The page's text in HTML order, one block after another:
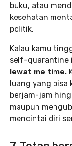
buku, atau
kesehatan
politik.
Kalau kamu
self-quarantine
lewat me time.
luang yang bisa
berjam-jam
maupun
mencintai diri